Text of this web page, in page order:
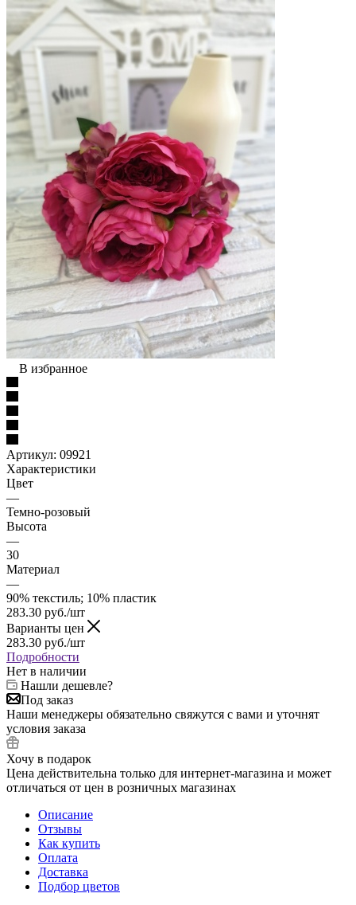
В избранное
Артикул: 09921
Характеристики
Цвет
—
Темно-розовый
Высота
—
30
Материал
—
90% текстиль; 10% пластик
283.30 руб./шт
Варианты цен
283.30 руб./шт
Подробности
Нет в наличии
Нашли дешевле?
Под заказ
Наши менеджеры обязательно свяжутся с вами и уточнят
условия заказа
Хочу в подарок
Цена действительна только для интернет-магазина и может
отличаться от цен в розничных магазинах
Описание
Отзывы
Как купить
Оплата
Доставка
Подбор цветов